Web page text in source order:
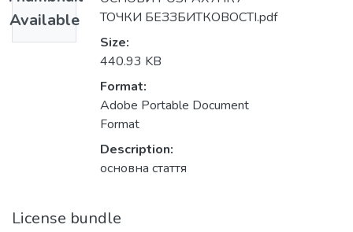
Available
ТОЧКИ БЕЗЗБИТКОВОСТІ.pdf
Size:
440.93 KB
Format:
Adobe Portable Document
Format
Description:
основна стаття
License bundle